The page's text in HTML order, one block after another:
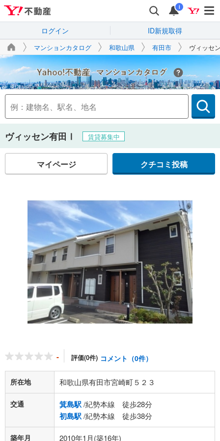
i
ログイン ID新規取得
マンションカタログ 和歌山県 有田市 ヴィッセ
Yahoo!不動産
ヴィッセン有田Ⅰ 賃貸募集中
マイページ クチコミ投稿
- 評価(0件) コメント（0件）
所在地 和歌山県有田市宮崎町５２３
交通 箕島駅/紀勢本線 徒歩28分
初島駅/紀勢本線 徒歩38分
築年月 2010年1月(築16年)